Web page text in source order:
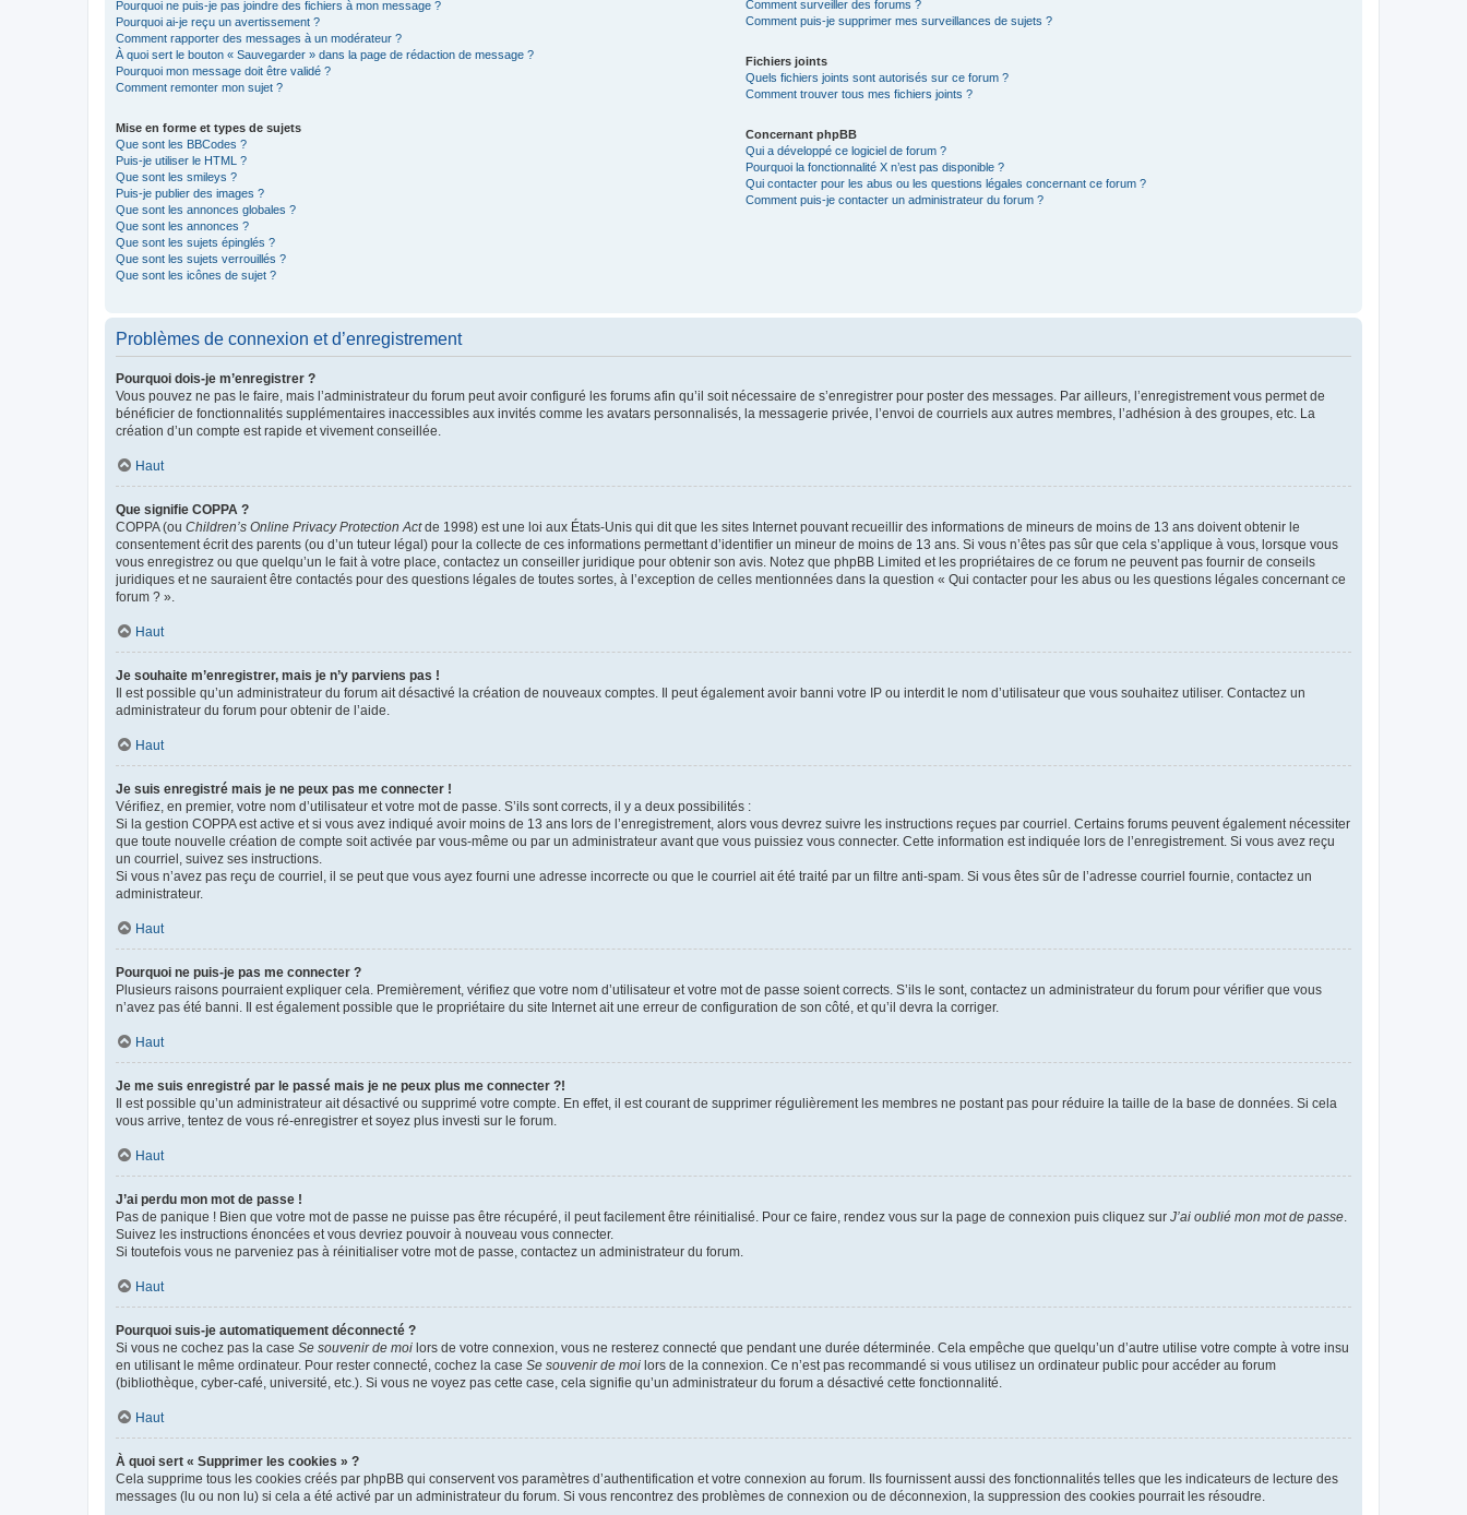
Pourquoi ne puis-je pas joindre des fichiers à mon message ?
Pourquoi ai-je reçu un avertissement ?
Comment rapporter des messages à un modérateur ?
À quoi sert le bouton « Sauvegarder » dans la page de rédaction de message ?
Pourquoi mon message doit être validé ?
Comment remonter mon sujet ?
Mise en forme et types de sujets
Que sont les BBCodes ?
Puis-je utiliser le HTML ?
Que sont les smileys ?
Puis-je publier des images ?
Que sont les annonces globales ?
Que sont les annonces ?
Que sont les sujets épinglés ?
Que sont les sujets verrouillés ?
Que sont les icônes de sujet ?
Comment surveiller des forums ?
Comment puis-je supprimer mes surveillances de sujets ?
Fichiers joints
Quels fichiers joints sont autorisés sur ce forum ?
Comment trouver tous mes fichiers joints ?
Concernant phpBB
Qui a développé ce logiciel de forum ?
Pourquoi la fonctionnalité X n’est pas disponible ?
Qui contacter pour les abus ou les questions légales concernant ce forum ?
Comment puis-je contacter un administrateur du forum ?
Problèmes de connexion et d’enregistrement
Pourquoi dois-je m’enregistrer ?
Vous pouvez ne pas le faire, mais l’administrateur du forum peut avoir configuré les forums afin qu’il soit nécessaire de s’enregistrer pour poster des messages. Par ailleurs, l’enregistrement vous permet de
bénéficier de fonctionnalités supplémentaires inaccessibles aux invités comme les avatars personnalisés, la messagerie privée, l’envoi de courriels aux autres membres, l’adhésion à des groupes, etc. La
création d’un compte est rapide et vivement conseillée.
Haut
Que signifie COPPA ?
COPPA (ou Children’s Online Privacy Protection Actde 1998) est une loi aux États-Unis qui dit que les sites Internet pouvant recueillir des informations de mineurs de moins de 13 ans doivent obtenir le
consentement écrit des parents (ou d’un tuteur légal) pour la collecte de ces informations permettant d’identifier un mineur de moins de 13 ans. Si vous n’êtes pas sûr que cela s’applique à vous, lorsque vous
vous enregistrez ou que quelqu’un le fait à votre place, contactez un conseiller juridique pour obtenir son avis. Notez que phpBB Limited et les propriétaires de ce forum ne peuvent pas fournir de conseils
juridiques et ne sauraient être contactés pour des questions légales de toutes sortes, à l’exception de celles mentionnées dans la question « Qui contacter pour les abus ou les questions légales concernant ce
forum ? ».
Haut
Je souhaite m’enregistrer, mais je n’y parviens pas !
Il est possible qu’un administrateur du forum ait désactivé la création de nouveaux comptes. Il peut également avoir banni votre IP ou interdit le nom d’utilisateur que vous souhaitez utiliser. Contactez un
administrateur du forum pour obtenir de l’aide.
Haut
Je suis enregistré mais je ne peux pas me connecter !
Vérifiez, en premier, votre nom d’utilisateur et votre mot de passe. S’ils sont corrects, il y a deux possibilités :
Si la gestion COPPA est active et si vous avez indiqué avoir moins de 13 ans lors de l’enregistrement, alors vous devrez suivre les instructions reçues par courriel. Certains forums peuvent également nécessiter
que toute nouvelle création de compte soit activée par vous-même ou par un administrateur avant que vous puissiez vous connecter. Cette information est indiquée lors de l’enregistrement. Si vous avez reçu
un courriel, suivez ses instructions.
Si vous n’avez pas reçu de courriel, il se peut que vous ayez fourni une adresse incorrecte ou que le courriel ait été traité par un filtre anti-spam. Si vous êtes sûr de l’adresse courriel fournie, contactez un
administrateur.
Haut
Pourquoi ne puis-je pas me connecter ?
Plusieurs raisons pourraient expliquer cela. Premièrement, vérifiez que votre nom d’utilisateur et votre mot de passe soient corrects. S’ils le sont, contactez un administrateur du forum pour vérifier que vous
n’avez pas été banni. Il est également possible que le propriétaire du site Internet ait une erreur de configuration de son côté, et qu’il devra la corriger.
Haut
Je me suis enregistré par le passé mais je ne peux plus me connecter ?!
Il est possible qu’un administrateur ait désactivé ou supprimé votre compte. En effet, il est courant de supprimer régulièrement les membres ne postant pas pour réduire la taille de la base de données. Si cela
vous arrive, tentez de vous ré-enregistrer et soyez plus investi sur le forum.
Haut
J’ai perdu mon mot de passe !
Pas de panique ! Bien que votre mot de passe ne puisse pas être récupéré, il peut facilement être réinitialisé. Pour ce faire, rendez vous sur la page de connexion puis cliquez sur J’ai oublié mon mot de passe.
Suivez les instructions énoncées et vous devriez pouvoir à nouveau vous connecter.
Si toutefois vous ne parveniez pas à réinitialiser votre mot de passe, contactez un administrateur du forum.
Haut
Pourquoi suis-je automatiquement déconnecté ?
Si vous ne cochez pas la case Se souvenir de moi lors de votre connexion, vous ne resterez connecté que pendant une durée déterminée. Cela empêche que quelqu’un d’autre utilise votre compte à votre insu
en utilisant le même ordinateur. Pour rester connecté, cochez la case Se souvenir de moi lors de la connexion. Ce n’est pas recommandé si vous utilisez un ordinateur public pour accéder au forum
(bibliothèque, cyber-café, université, etc.). Si vous ne voyez pas cette case, cela signifie qu’un administrateur du forum a désactivé cette fonctionnalité.
Haut
À quoi sert « Supprimer les cookies » ?
Cela supprime tous les cookies créés par phpBB qui conservent vos paramètres d’authentification et votre connexion au forum. Ils fournissent aussi des fonctionnalités telles que les indicateurs de lecture des
messages (lu ou non lu) si cela a été activé par un administrateur du forum. Si vous rencontrez des problèmes de connexion ou de déconnexion, la suppression des cookies pourrait les résoudre.